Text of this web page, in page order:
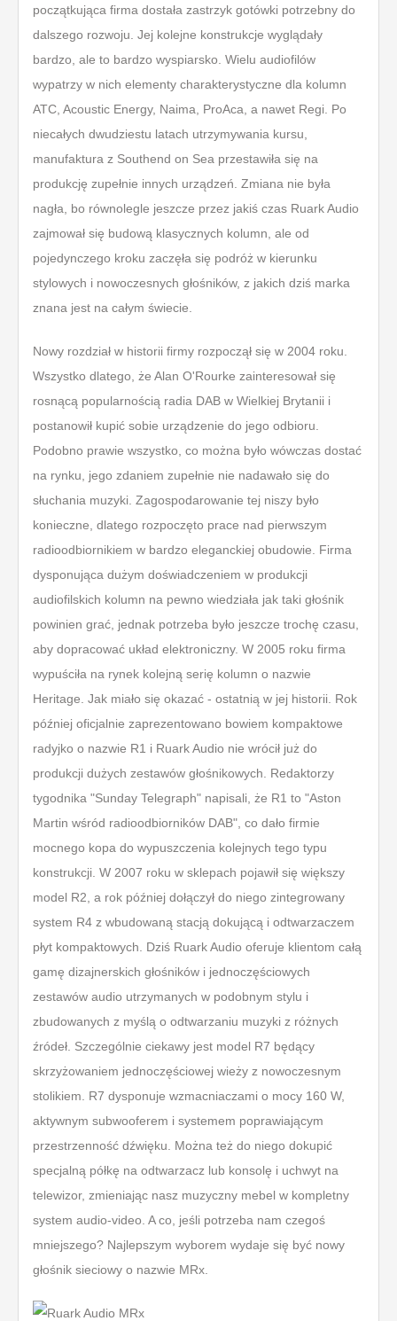
początkująca firma dostała zastrzyk gotówki potrzebny do
dalszego rozwoju. Jej kolejne konstrukcje wyglądały
bardzo, ale to bardzo wyspiarsko. Wielu audiofilów
wypatrzy w nich elementy charakterystyczne dla kolumn
ATC, Acoustic Energy, Naima, ProAca, a nawet Regi. Po
niecałych dwudziestu latach utrzymywania kursu,
manufaktura z Southend on Sea przestawiła się na
produkcję zupełnie innych urządzeń. Zmiana nie była
nagła, bo równolegle jeszcze przez jakiś czas Ruark Audio
zajmował się budową klasycznych kolumn, ale od
pojedynczego kroku zaczęła się podróż w kierunku
stylowych i nowoczesnych głośników, z jakich dziś marka
znana jest na całym świecie.
Nowy rozdział w historii firmy rozpoczął się w 2004 roku.
Wszystko dlatego, że Alan O'Rourke zainteresował się
rosnącą popularnością radia DAB w Wielkiej Brytanii i
postanowił kupić sobie urządzenie do jego odbioru.
Podobno prawie wszystko, co można było wówczas dostać
na rynku, jego zdaniem zupełnie nie nadawało się do
słuchania muzyki. Zagospodarowanie tej niszy było
konieczne, dlatego rozpoczęto prace nad pierwszym
radioodbiornikiem w bardzo eleganckiej obudowie. Firma
dysponująca dużym doświadczeniem w produkcji
audiofilskich kolumn na pewno wiedziała jak taki głośnik
powinien grać, jednak potrzeba było jeszcze trochę czasu,
aby dopracować układ elektroniczny. W 2005 roku firma
wypuściła na rynek kolejną serię kolumn o nazwie
Heritage. Jak miało się okazać - ostatnią w jej historii. Rok
później oficjalnie zaprezentowano bowiem kompaktowe
radyjko o nazwie R1 i Ruark Audio nie wrócił już do
produkcji dużych zestawów głośnikowych. Redaktorzy
tygodnika "Sunday Telegraph" napisali, że R1 to "Aston
Martin wśród radioodbiorników DAB", co dało firmie
mocnego kopa do wypuszczenia kolejnych tego typu
konstrukcji. W 2007 roku w sklepach pojawił się większy
model R2, a rok później dołączył do niego zintegrowany
system R4 z wbudowaną stacją dokującą i odtwarzaczem
płyt kompaktowych. Dziś Ruark Audio oferuje klientom całą
gamę dizajnerskich głośników i jednoczęściowych
zestawów audio utrzymanych w podobnym stylu i
zbudowanych z myślą o odtwarzaniu muzyki z różnych
źródeł. Szczególnie ciekawy jest model R7 będący
skrzyżowaniem jednoczęściowej wieży z nowoczesnym
stolikiem. R7 dysponuje wzmacniaczami o mocy 160 W,
aktywnym subwooferem i systemem poprawiającym
przestrzenność dźwięku. Można też do niego dokupić
specjalną półkę na odtwarzacz lub konsolę i uchwyt na
telewizor, zmieniając nasz muzyczny mebel w kompletny
system audio-video. A co, jeśli potrzeba nam czegoś
mniejszego? Najlepszym wyborem wydaje się być nowy
głośnik sieciowy o nazwie MRx.